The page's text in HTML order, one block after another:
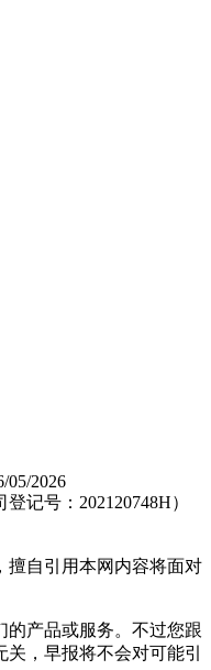
05/2026
记号：202120748H）
擅自引用本网内容将面对
的产品或服务。不过您跟
，早报将不会对可能引